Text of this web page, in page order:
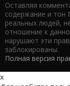
Оставляя
содержание и тон
реальных людей,
отношение к
нарушают эти
заблокированы.
Полная версия
x